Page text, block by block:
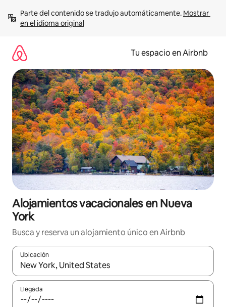
contenido
Parte del contenido se tradujo automáticamente. Mostrar
en el idioma original
Tu espacio en Airbnb
Alojamientos vacacionales en Nueva
York
Busca y reserva un alojamiento único en Airbnb
Ubicación
Cuando los resultados estén disponibles, podrás navegar
Llegada